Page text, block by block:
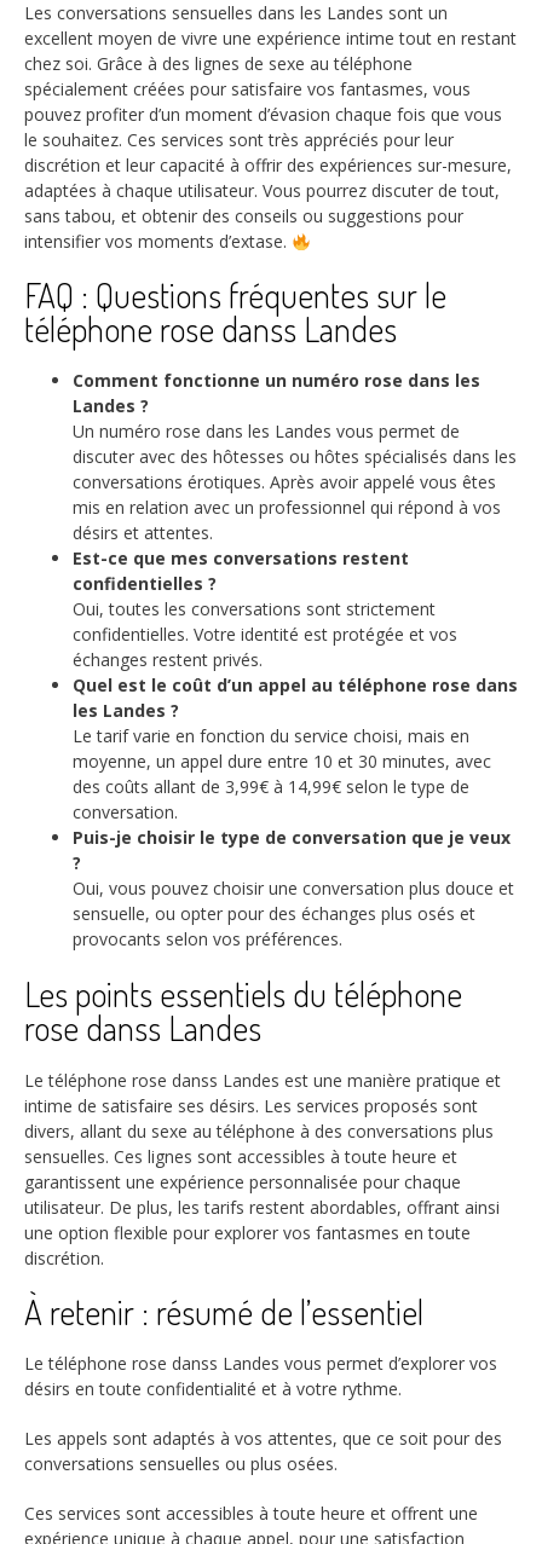
Les conversations sensuelles dans les Landes sont un
excellent moyen de vivre une expérience intime tout en restant
chez soi. Grâce à des lignes de sexe au téléphone
spécialement créées pour satisfaire vos fantasmes, vous
pouvez profiter d’un moment d’évasion chaque fois que vous
le souhaitez. Ces services sont très appréciés pour leur
discrétion et leur capacité à offrir des expériences sur-mesure,
adaptées à chaque utilisateur. Vous pourrez discuter de tout,
sans tabou, et obtenir des conseils ou suggestions pour
intensifier vos moments d’extase.
FAQ : Questions fréquentes sur le
téléphone rose danss Landes
Comment fonctionne un numéro rose dans les
Landes ?
Un numéro rose dans les Landes vous permet de
discuter avec des hôtesses ou hôtes spécialisés dans les
conversations érotiques. Après avoir appelé vous êtes
mis en relation avec un professionnel qui répond à vos
désirs et attentes.
Est-ce que mes conversations restent
confidentielles ?
Oui, toutes les conversations sont strictement
confidentielles. Votre identité est protégée et vos
échanges restent privés.
Quel est le coût d’un appel au téléphone rose dans
les Landes ?
Le tarif varie en fonction du service choisi, mais en
moyenne, un appel dure entre 10 et 30 minutes, avec
des coûts allant de 3,99€ à 14,99€ selon le type de
conversation.
Puis-je choisir le type de conversation que je veux
?
Oui, vous pouvez choisir une conversation plus douce et
sensuelle, ou opter pour des échanges plus osés et
provocants selon vos préférences.
Les points essentiels du téléphone
rose danss Landes
Le téléphone rose danss Landes est une manière pratique et
intime de satisfaire ses désirs. Les services proposés sont
divers, allant du sexe au téléphone à des conversations plus
sensuelles. Ces lignes sont accessibles à toute heure et
garantissent une expérience personnalisée pour chaque
utilisateur. De plus, les tarifs restent abordables, offrant ainsi
une option flexible pour explorer vos fantasmes en toute
discrétion.
À retenir : résumé de l’essentiel
Le téléphone rose danss Landes vous permet d’explorer vos
désirs en toute confidentialité et à votre rythme.
Les appels sont adaptés à vos attentes, que ce soit pour des
conversations sensuelles ou plus osées.
Ces services sont accessibles à toute heure et offrent une
expérience unique à chaque appel, pour une satisfaction